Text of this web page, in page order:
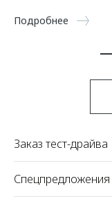
Подробнее
Заказ тест-драйва
Спецпредложения